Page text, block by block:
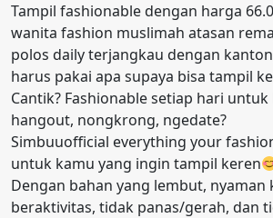
Tampil fashionable dengan harga
wanita fashion muslimah atasan
polos daily terjangkau dengan
harus pakai apa supaya bisa tampil
Cantik? Fashionable setiap hari
hangout, nongkrong, ngedate?
Simbuuofficial everything your
untuk kamu yang ingin tampil keren
Dengan bahan yang lembut, nyaman
beraktivitas, tidak panas/gerah, dan